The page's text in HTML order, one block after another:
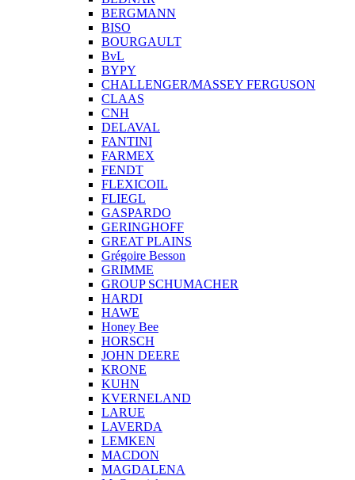
BERGMANN
BISO
BOURGAULT
BvL
BYPY
CHALLENGER/MASSEY FERGUSON
CLAAS
CNH
DELAVAL
FANTINI
FARMEX
FENDT
FLEXICOIL
FLIEGL
GASPARDO
GERINGHOFF
GREAT PLAINS
Grégoire Besson
GRIMME
GROUP SCHUMACHER
HARDI
HAWE
Honey Bee
HORSCH
JOHN DEERE
KRONE
KUHN
KVERNELAND
LARUE
LAVERDA
LEMKEN
MACDON
MAGDALENA